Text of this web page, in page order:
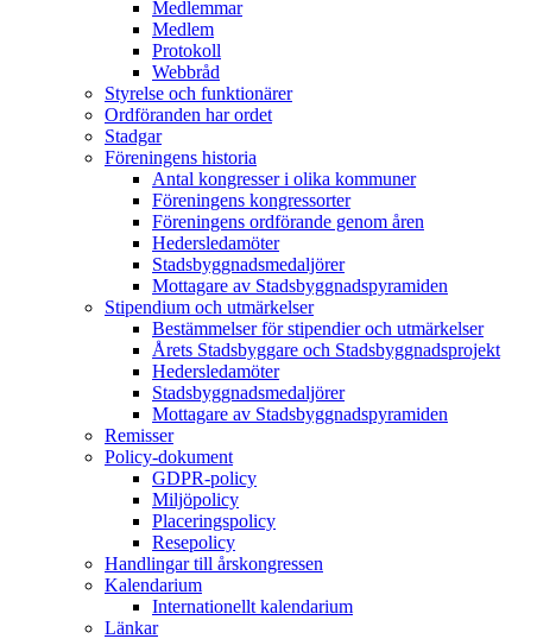
Medlemmar
Medlem
Protokoll
Webbråd
Styrelse och funktionärer
Ordföranden har ordet
Stadgar
Föreningens historia
Antal kongresser i olika kommuner
Föreningens kongressorter
Föreningens ordförande genom åren
Hedersledamöter
Stadsbyggnadsmedaljörer
Mottagare av Stadsbyggnadspyramiden
Stipendium och utmärkelser
Bestämmelser för stipendier och utmärkelser
Årets Stadsbyggare och Stadsbyggnadsprojekt
Hedersledamöter
Stadsbyggnadsmedaljörer
Mottagare av Stadsbyggnadspyramiden
Remisser
Policy-dokument
GDPR-policy
Miljöpolicy
Placeringspolicy
Resepolicy
Handlingar till årskongressen
Kalendarium
Internationellt kalendarium
Länkar